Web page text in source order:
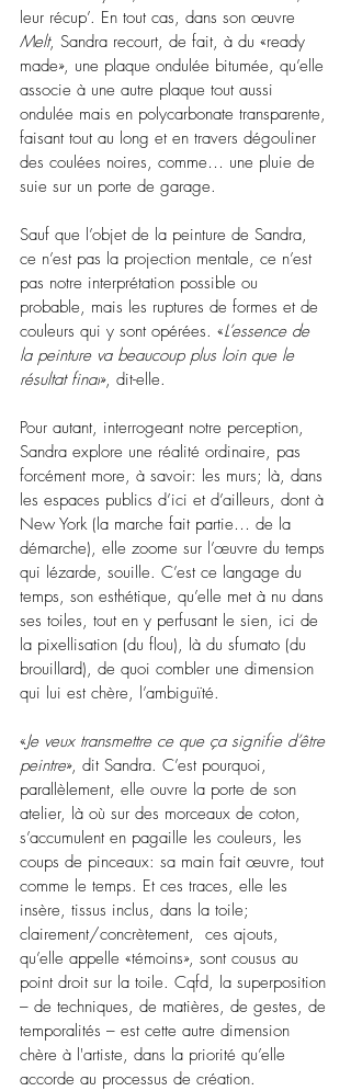
leur récup’. En tout cas, dans son œuvre
Melt, Sandra recourt, de fait, à du «ready
made», une plaque ondulée bitumée, qu’elle
associe à une autre plaque tout aussi
ondulée mais en polycarbonate transparente,
faisant tout au long et en travers dégouliner
des coulées noires, comme… une pluie de
suie sur un porte de garage.
Sauf que l’objet de la peinture de Sandra,
ce n’est pas la projection mentale, ce n’est
pas notre interprétation possible ou
probable, mais les ruptures de formes et de
couleurs qui y sont opérées. «L’essence de
la peinture va beaucoup plus loin que le
résultat final», dit-elle.
Pour autant, interrogeant notre perception,
Sandra explore une réalité ordinaire, pas
forcément more, à savoir: les murs; là, dans
les espaces publics d’ici et d’ailleurs, dont à
New York (la marche fait partie… de la
démarche), elle zoome sur l’œuvre du temps
qui lézarde, souille. C’est ce langage du
temps, son esthétique, qu’elle met à nu dans
ses toiles, tout en y perfusant le sien, ici de
la pixellisation (du flou), là du sfumato (du
brouillard), de quoi combler une dimension
qui lui est chère, l’ambiguïté.
«Je veux transmettre ce que ça signifie d’être
peintre», dit Sandra. C’est pourquoi,
parallèlement, elle ouvre la porte de son
atelier, là où sur des morceaux de coton,
s’accumulent en pagaille les couleurs, les
coups de pinceaux: sa main fait œuvre, tout
comme le temps. Et ces traces, elle les
insère, tissus inclus, dans la toile;
clairement/concrètement,  ces ajouts,
qu’elle appelle «témoins», sont cousus au
point droit sur la toile. Cqfd, la superposition
– de techniques, de matières, de gestes, de
temporalités – est cette autre dimension
chère à l'artiste, dans la priorité qu’elle
accorde au processus de création.